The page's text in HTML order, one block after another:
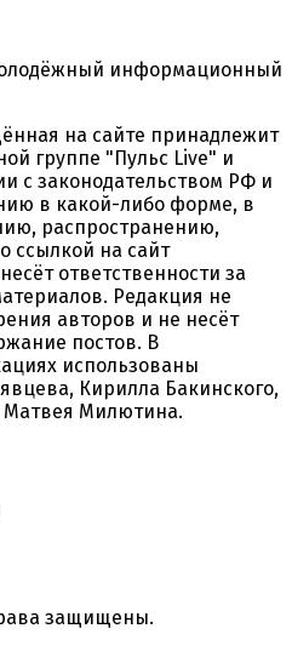
информационный
на сайте принадлежит
группе "Пульс Live" и
с законодательством РФ и
в какой-либо форме, в
распространению,
ссылкой на сайт
ответственности за
Редакция не
авторов и не несёт
постов. В
использованы
Кирилла Бакинского,
Матвея Милютина.
защищены.